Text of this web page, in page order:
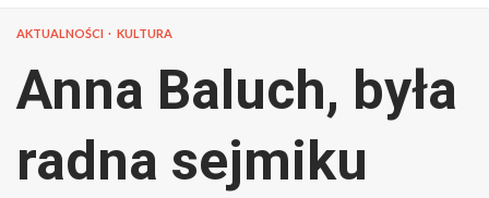
AKTUALNOŚCI KULTURA
Anna Baluch, była
radna sejmiku